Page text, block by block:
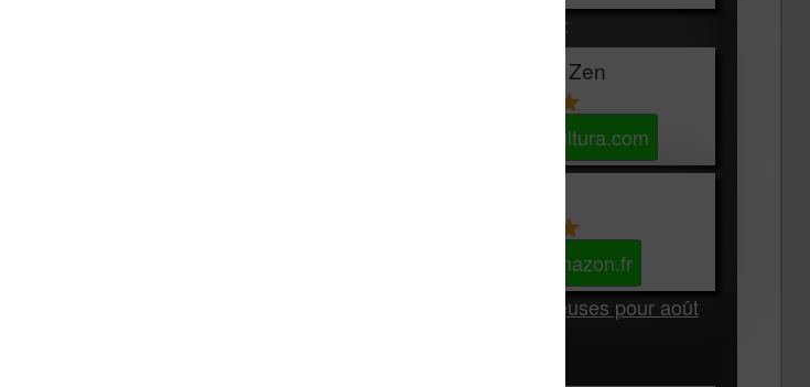
Les accessibles :
Vivlio Light Zen
Voir sur Cultura.com
Voir sur Amazon.fr
Les Meilleures liseuses pour août